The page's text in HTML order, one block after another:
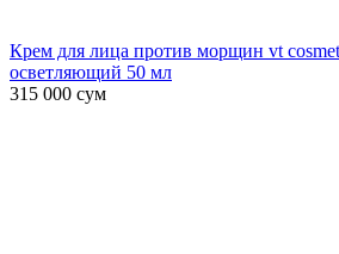
Крем для лица против морщин vt
осветляющий 50 мл
315 000 сум